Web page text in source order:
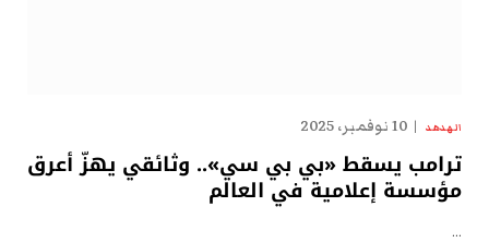
الهدهد 10 نوفمبر، 2025
ترامب يسقط «بي بي سي».. وثائقي يهزّ أعرق
مؤسسة إعلامية في العالم
…